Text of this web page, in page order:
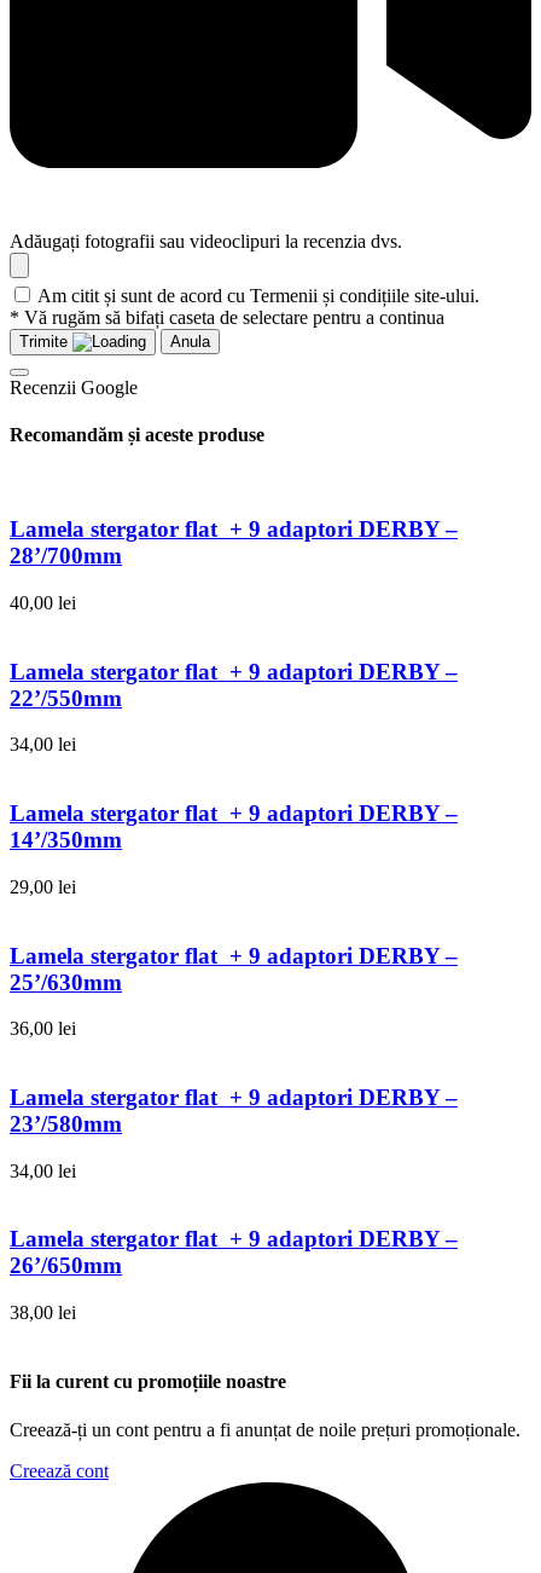
Adăugați fotografii sau videoclipuri la recenzia dvs.
Am citit și sunt de acord cu Termenii și condițiile site-ului.
* Vă rugăm să bifați caseta de selectare pentru a continua
Trimite Anula
Recenzii Google
Recomandăm și aceste produse
Lamela stergator flat + 9 adaptori DERBY –
28’/700mm
40,00 lei
Lamela stergator flat + 9 adaptori DERBY –
22’/550mm
34,00 lei
Lamela stergator flat + 9 adaptori DERBY –
14’/350mm
29,00 lei
Lamela stergator flat + 9 adaptori DERBY –
25’/630mm
36,00 lei
Lamela stergator flat + 9 adaptori DERBY –
23’/580mm
34,00 lei
Lamela stergator flat + 9 adaptori DERBY –
26’/650mm
38,00 lei
Fii la curent cu promoțiile noastre
Creează-ți un cont pentru a fi anunțat de noile prețuri promoționale.
Creează cont